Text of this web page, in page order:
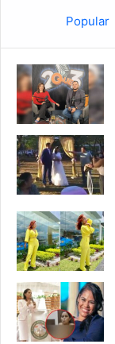
Popular